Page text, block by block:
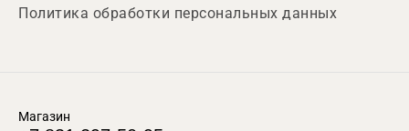
Политика обработки персональных данных
Магазин